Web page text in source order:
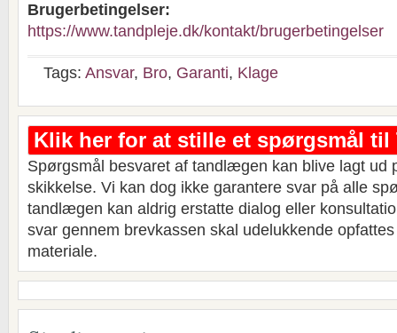
Brugerbetingelser:
https://www.tandpleje.dk/kontakt/brugerbetingelser
Tags: Ansvar, Bro, Garanti, Klage
Klik her for at stille et spørgsmål
Spørgsmål besvaret af tandlægen kan blive lagt ud
skikkelse. Vi kan dog ikke garantere svar på alle
tandlægen kan aldrig erstatte dialog eller
svar gennem brevkassen skal udelukkende
materiale.